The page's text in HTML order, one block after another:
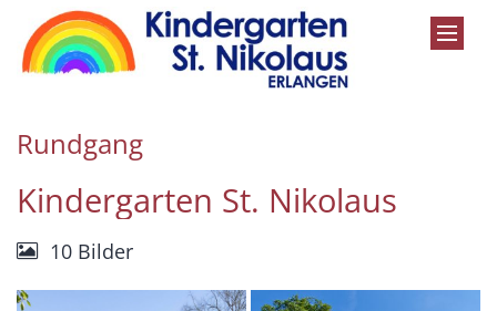
Zum Inhalt springen
Rundgang
Kindergarten St. Nikolaus
10 Bilder